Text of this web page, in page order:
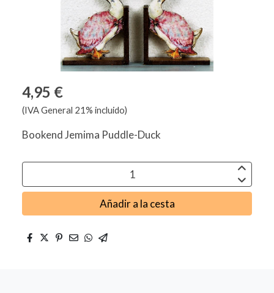
4,95 €
(IVA General 21% incluido)
Bookend Jemima Puddle-Duck
Añadir a la cesta